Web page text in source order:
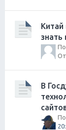
знать
В